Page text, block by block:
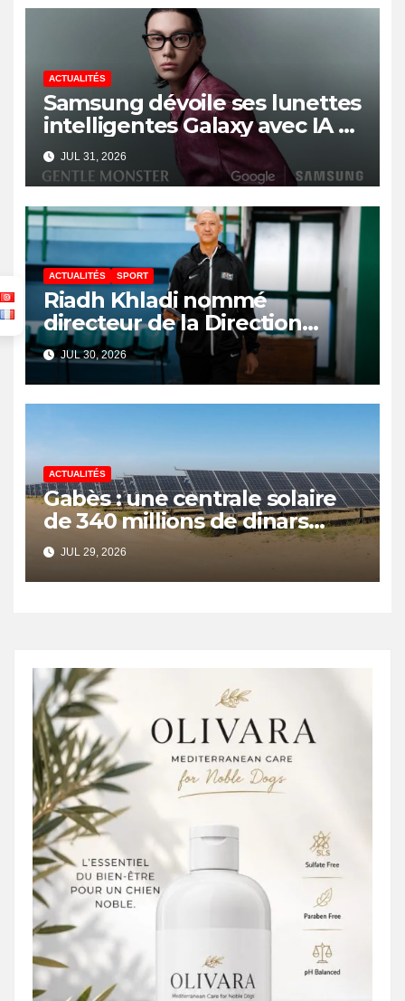
ACTUALITÉS
Samsung dévoile ses lunettes
intelligentes Galaxy avec IA et
Gemini
JUL 31, 2026
ACTUALITÉS SPORT
Riadh Khladi nommé
directeur de la Direction
Nationale de l’Arbitrage
JUL 30, 2026
ACTUALITÉS
Gabès : une centrale solaire
de 340 millions de dinars
pour renforcer la transition
énergétique et créer 400
emplois
JUL 29, 2026